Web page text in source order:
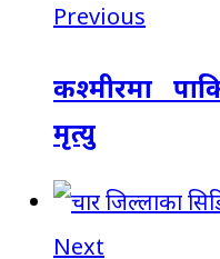
Previous
कश्मीरमा
मृत्यु
Next